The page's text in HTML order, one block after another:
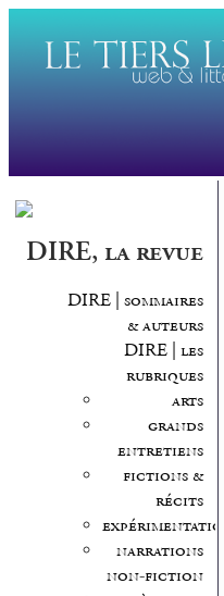
DIRE, la revue
DIRE | sommaires
& auteurs
DIRE | les
rubriques
arts
grands
entretiens
fictions &
récits
expérimentation
narrations
non-fiction